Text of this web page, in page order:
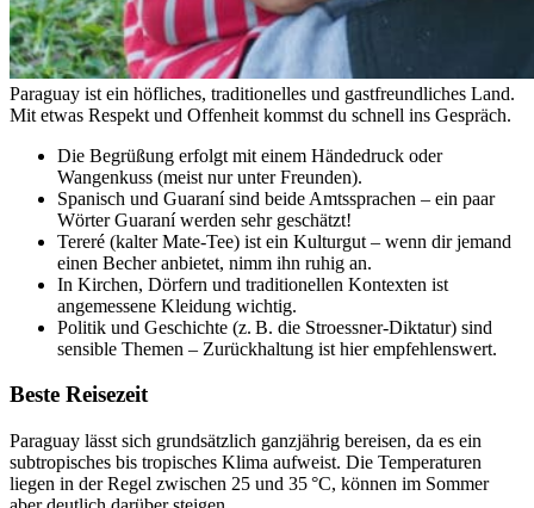
Paraguay ist ein höfliches, traditionelles und gastfreundliches Land.
Mit etwas Respekt und Offenheit kommst du schnell ins Gespräch.
Die Begrüßung erfolgt mit einem Händedruck oder
Wangenkuss (meist nur unter Freunden).
Spanisch und Guaraní sind beide Amtssprachen – ein paar
Wörter Guaraní werden sehr geschätzt!
Tereré (kalter Mate-Tee) ist ein Kulturgut – wenn dir jemand
einen Becher anbietet, nimm ihn ruhig an.
In Kirchen, Dörfern und traditionellen Kontexten ist
angemessene Kleidung wichtig.
Politik und Geschichte (z. B. die Stroessner-Diktatur) sind
sensible Themen – Zurückhaltung ist hier empfehlenswert.
Beste Reisezeit
Paraguay lässt sich grundsätzlich ganzjährig bereisen, da es ein
subtropisches bis tropisches Klima aufweist. Die Temperaturen
liegen in der Regel zwischen 25 und 35 °C, können im Sommer